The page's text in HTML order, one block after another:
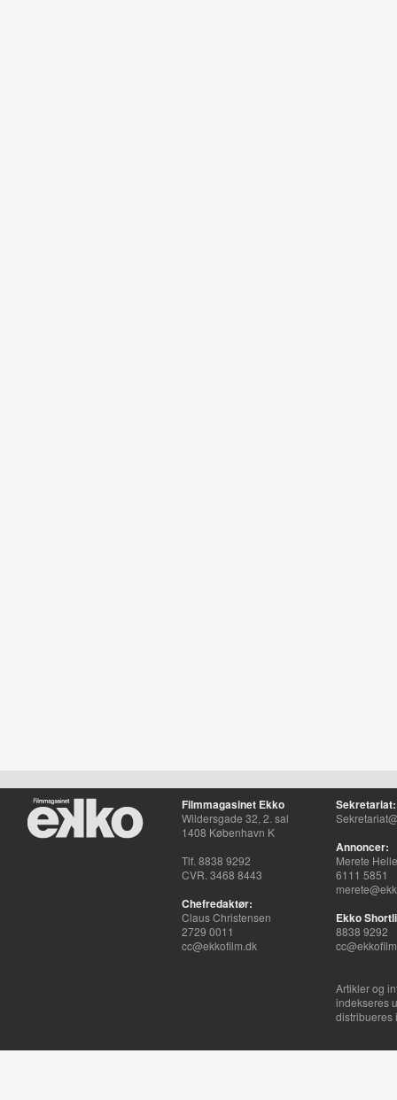
Filmmagasinet Ekko
Wildersgade 32, 2. sal
1408 København K
Tlf. 8838 9292
CVR. 3468 8443
Chefredaktør:
Claus Christensen
2729 0011
cc@ekkofilm.dk
Sekretariat:
Annoncer:
Merete
6111 5851
Ekko
8838 9292
Artikler og
indekseres
distribueres